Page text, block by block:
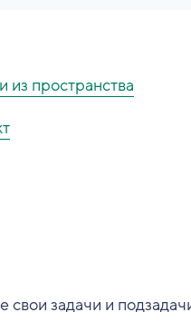
из пространства
задачи и